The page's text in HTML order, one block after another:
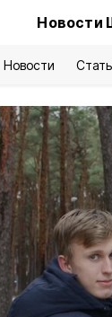
Новости
Новости